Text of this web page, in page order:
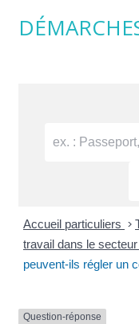
Accueil particuliers >
travail dans le
peuvent-ils régler un
Question-réponse